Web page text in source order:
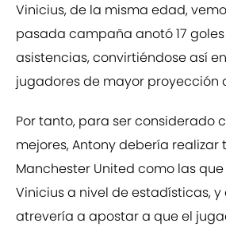
Vinicius, de la misma edad,
pasada campaña anotó 17 goles
asistencias, convirtiéndose así
jugadores de mayor proyección
Por tanto, para ser considerado
mejores, Antony debería
Manchester United como las
Vinicius a nivel de estadísticas,
atrevería a apostar a que el